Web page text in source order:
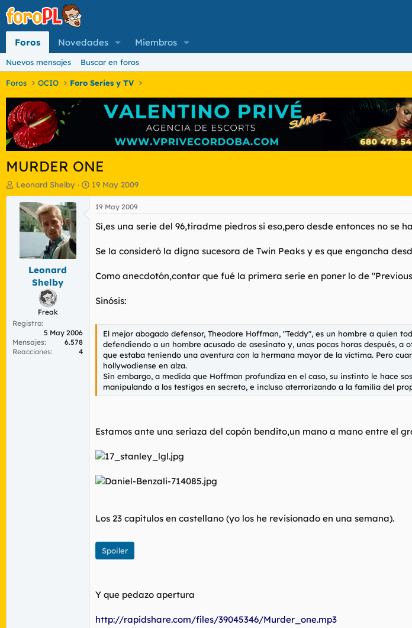
Foros Novedades Miembros
Nuevos mensajes Buscar en foros
Foros OCIO Foro Series y TV
MURDER ONE
I
n
o
e
a
Leonard Shelby
F
e
h
19 May 2009
Leonard
Shelby
Freak
Registro
5 May 2006
Mensajes
6.578
Reacciones
4
19 May 2009
Sí,es una serie del 96,tiradme piedros si eso,pero desde entonces no se
Se la consideró la digna sucesora de Twin Peaks y es que engancha
Como anecdotón,contar que fué la primera serie en poner lo de
Sinósis:
El mejor abogado defensor, Theodore Hoffman, "Teddy", es un hombre a quien
defendiendo a un hombre acusado de asesinato y, unas pocas horas después,
que estaba teniendo una aventura con la hermana mayor de la víctima. Pero
hollywodiense en alza.
Sin embargo, a medida que Hoffman profundiza en el caso, su instinto le hace
manipulando a los testigos en secreto, e incluso aterrorizando a la familia del
Estamos ante una seriaza del copón bendito,un mano a mano entre el
Los 23 capítulos en castellano (yo los he revisionado en una semana).
Spoiler
Y que pedazo apertura
http://rapidshare.com/files/39045346/Murder_one.mp3